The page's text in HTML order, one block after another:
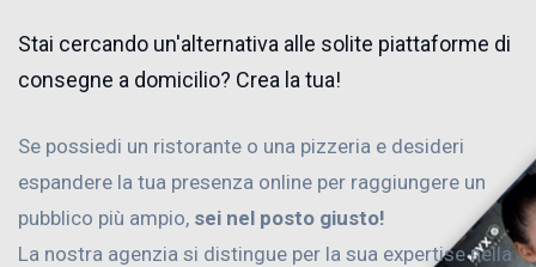
Stai cercando un'alternativa alle solite piattaforme di
consegne a domicilio? Crea la tua!
Se possiedi un ristorante o una pizzeria e desideri
espandere la tua presenza online per raggiungere un
pubblico più ampio, sei nel posto giusto!
La nostra agenzia si distingue per la sua expertise nella